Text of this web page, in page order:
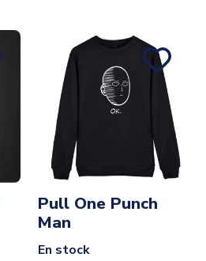
Pull One Punch
Man
En stock